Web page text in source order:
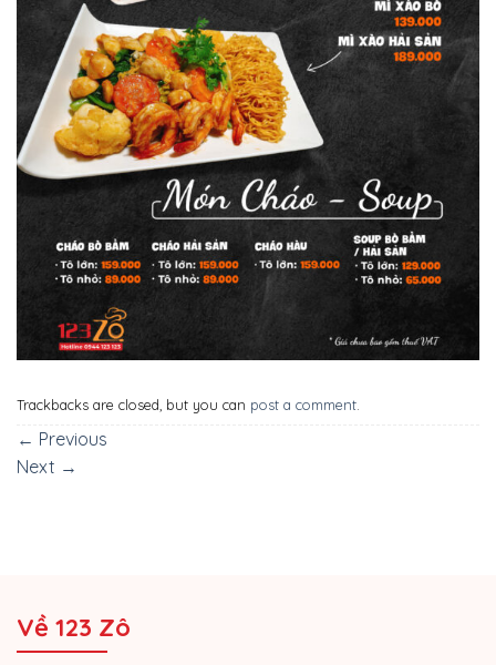
Trackbacks are closed, but you can post a comment
← Previous
Next →
Về 123 Zô